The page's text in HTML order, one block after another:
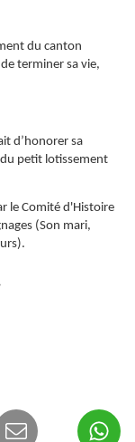
du canton
terminer sa vie,
d’honorer sa
petit lotissement
le Comité d'Histoire
(Son mari,